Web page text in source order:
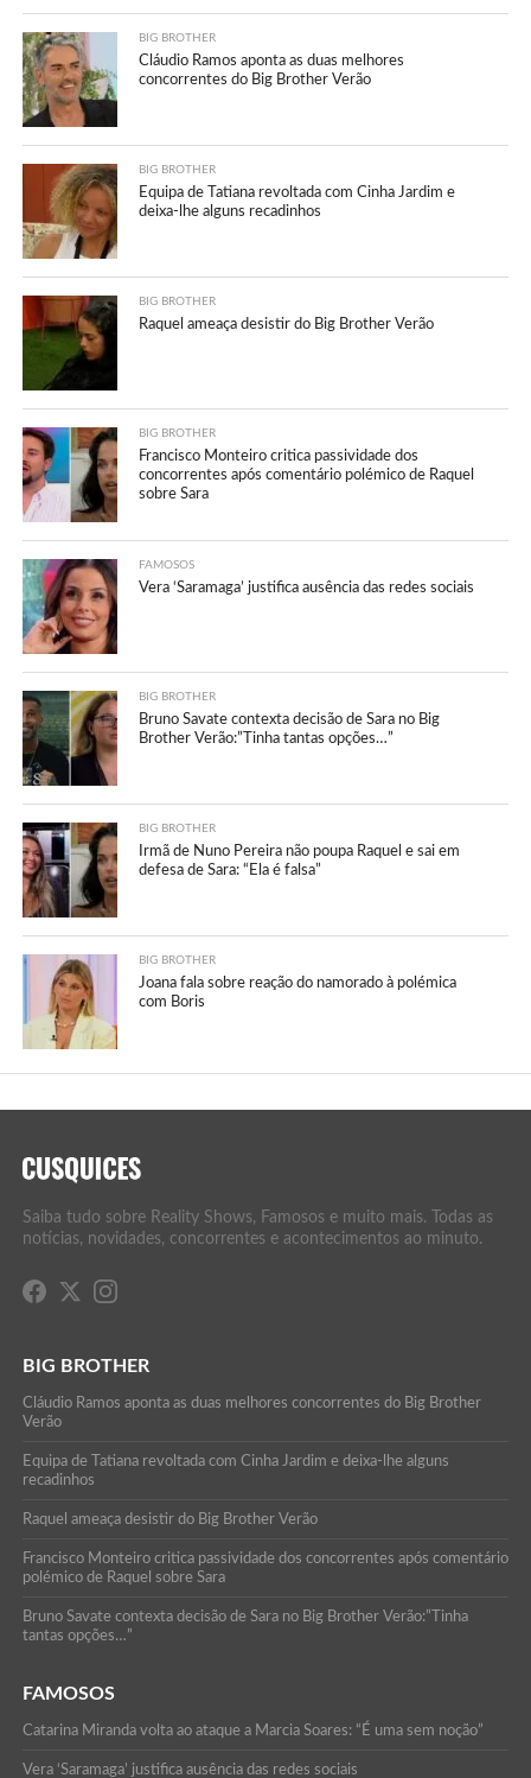
BIG BROTHER
Cláudio Ramos aponta as duas melhores
concorrentes do Big Brother Verão
BIG BROTHER
Equipa de Tatiana revoltada com Cinha Jardim e
deixa-lhe alguns recadinhos
BIG BROTHER
Raquel ameaça desistir do Big Brother Verão
BIG BROTHER
Francisco Monteiro critica passividade dos
concorrentes após comentário polémico de Raquel
sobre Sara
FAMOSOS
Vera ‘Saramaga’ justifica ausência das redes sociais
BIG BROTHER
Bruno Savate contexta decisão de Sara no Big
Brother Verão:”Tinha tantas opções…”
BIG BROTHER
Irmã de Nuno Pereira não poupa Raquel e sai em
defesa de Sara: “Ela é falsa”
BIG BROTHER
Joana fala sobre reação do namorado à polémica
com Boris
Saiba tudo sobre Reality Shows, Famosos e muito mais. Todas as
notícias, novidades, concorrentes e acontecimentos ao minuto.
BIG BROTHER
Cláudio Ramos aponta as duas melhores concorrentes do Big Brother
Verão
Equipa de Tatiana revoltada com Cinha Jardim e deixa-lhe alguns
recadinhos
Raquel ameaça desistir do Big Brother Verão
Francisco Monteiro critica passividade dos concorrentes após comentário
polémico de Raquel sobre Sara
Bruno Savate contexta decisão de Sara no Big Brother Verão:”Tinha
tantas opções…”
FAMOSOS
Catarina Miranda volta ao ataque a Marcia Soares: “É uma sem noção”
Vera ‘Saramaga’ justifica ausência das redes sociais